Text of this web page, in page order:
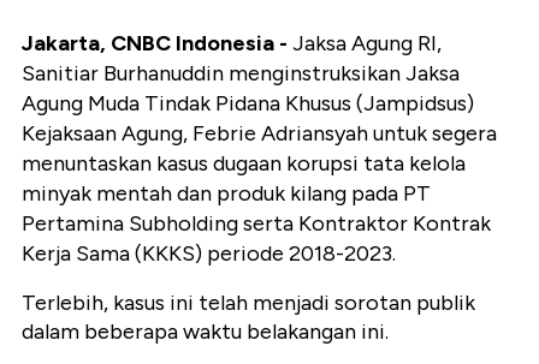
Jakarta, CNBC Indonesia - Jaksa Agung RI,
Sanitiar Burhanuddin menginstruksikan Jaksa
Agung Muda Tindak Pidana Khusus (Jampidsus)
Kejaksaan Agung, Febrie Adriansyah untuk segera
menuntaskan kasus dugaan korupsi tata kelola
minyak mentah dan produk kilang pada PT
Pertamina Subholding serta Kontraktor Kontrak
Kerja Sama (KKKS) periode 2018-2023.
Terlebih, kasus ini telah menjadi sorotan publik
dalam beberapa waktu belakangan ini.